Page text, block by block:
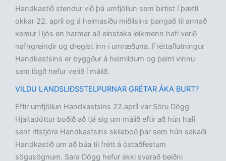
Handkastið stendur við þá umfjöllun sem birtist í þætti
okkar 22. apríl og á heimasíðu miðilsins þangað til annað
kemur í ljós en harmar að einstaka leikmenn hafi verið
nafngreindir og dregist inn í umræðuna. Fréttaflutningur
Handkastsins er byggður á heimildum og þeirri vinnu
sem lögð hefur verið í málið.
VILDU LANDSLIÐSSTELPURNAR GRÉTAR ÁKA BURT?
Eftir umfjöllun Handkastsins 22.apríl var Söru Dögg
Hjaltadóttur boðið að tjá sig um málið eftir að hún hafi
sent ritstjóra Handkastsins skilaboð þar sem hún sakaði
Handkastið um að búa til frétt á óstaðfestum
sögusögnum. Sara Dögg hefur ekki svarað beiðni